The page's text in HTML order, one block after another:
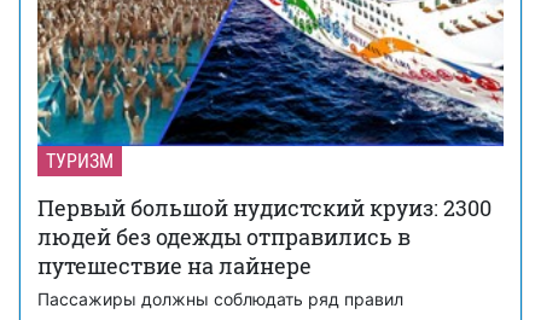
ТУРИЗМ
Первый большой нудистский круиз: 2300
людей без одежды отправились в
путешествие на лайнере
Пассажиры должны соблюдать ряд правил